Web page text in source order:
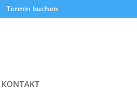
Termin buchen
KONTAKT